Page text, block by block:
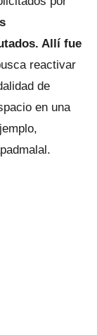
Allí fue
reactivar
de
en una